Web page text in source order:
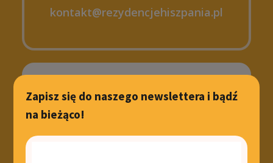
kontakt@rezydencjehiszpania.pl
Znajdziesz nas:
Zapisz się do naszego newslettera i bądź
na bieżąco!